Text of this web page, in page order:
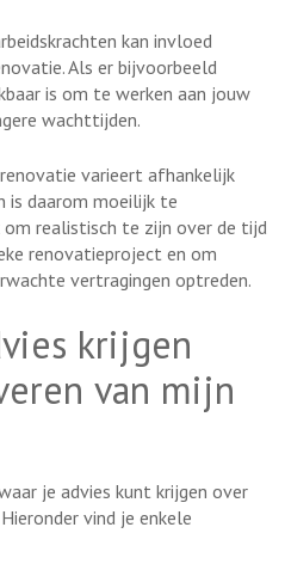
kan invloed
Als er bijvoorbeeld
is om te werken aan jouw
wachttijden.
varieert afhankelijk
is daarom moeilijk te
realistisch te zijn over de tijd
renovatieproject en om
vertragingen optreden.
krijgen
van mijn
je advies kunt krijgen over
vind je enkele